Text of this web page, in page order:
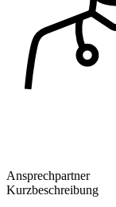
Ansprechpartner
Kurzbeschreibung